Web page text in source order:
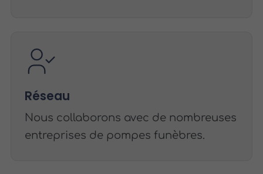
Réseau
Nous collaborons avec de nombreuses
entreprises de pompes funèbres.